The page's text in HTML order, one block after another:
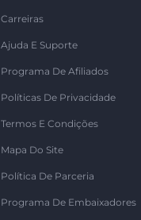
Carreiras
Ajuda E Suporte
Programa De Afiliados
Políticas De Privacidade
Termos E Condições
Mapa Do Site
Política De Parceria
Programa De Embaixadores